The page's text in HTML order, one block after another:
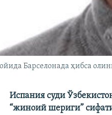
Барселонада ҳибса
Испания суди
“жиноий шериги”